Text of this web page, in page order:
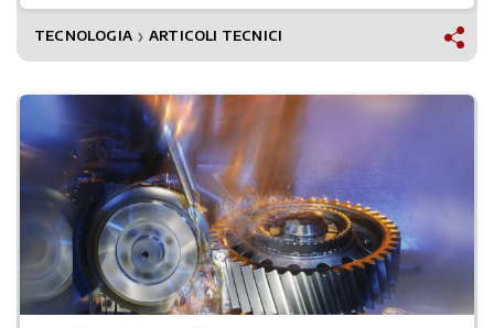
TECNOLOGIA ❯ ARTICOLI TECNICI